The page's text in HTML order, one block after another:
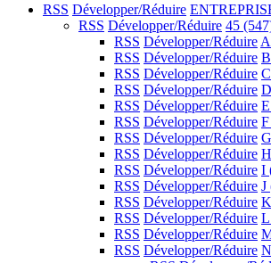
RSS Développer/Réduire
RSS Développer/Réduire 45
RSS Développer/Réduire A
RSS Développer/Réduire B
RSS Développer/Réduire C
RSS Développer/Réduire D
RSS Développer/Réduire E
RSS Développer/Réduire F
RSS Développer/Réduire G
RSS Développer/Réduire H
RSS Développer/Réduire I
RSS Développer/Réduire J
RSS Développer/Réduire K
RSS Développer/Réduire L
RSS Développer/Réduire
RSS Développer/Réduire N